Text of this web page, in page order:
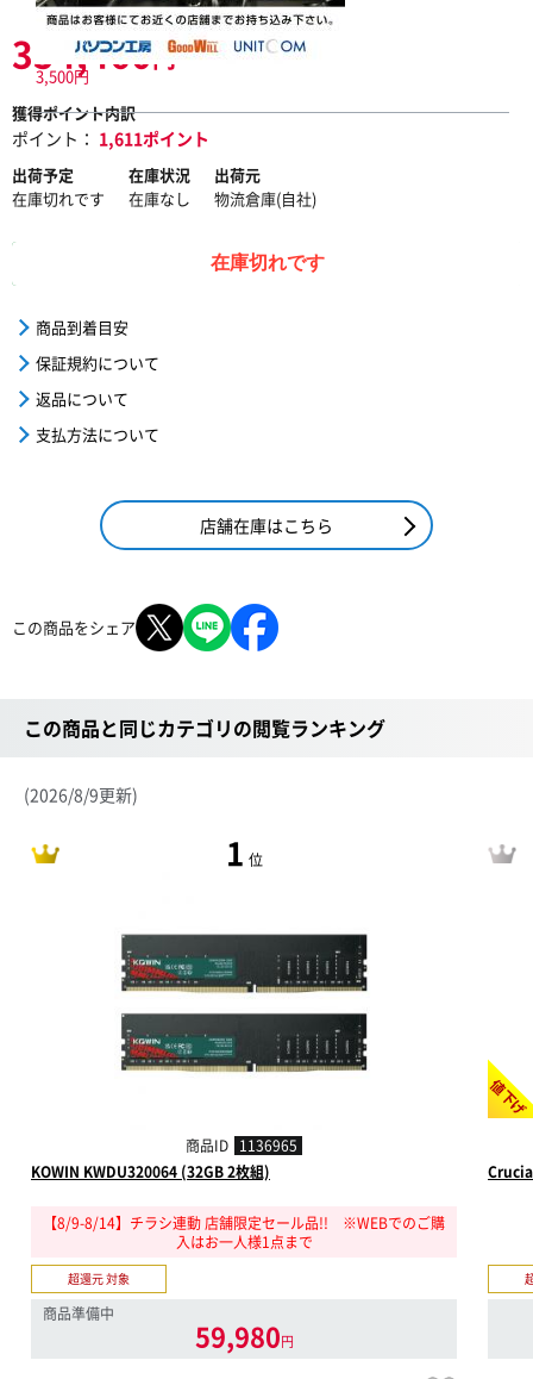
3,500円
354,460円
獲得ポイント内訳
ポイント： 1,611ポイント
出荷予定
在庫切れです
在庫状況
在庫なし
出荷元
物流倉庫(自社)
在庫切れです
商品到着目安
保証規約について
返品について
支払方法について
店舗在庫はこちら
この商品をシェア
この商品と同じカテゴリの閲覧ランキング
(2026/8/9更新)
1 位
商品ID 1136965
KOWIN KWDU320064 (32GB 2枚組)
【8/9-8/14】チラシ連動 店舗限定セール品!! ※WEBでのご購
入はお一人様1点まで
超還元 対象
商品準備中
59,980円
値下げ